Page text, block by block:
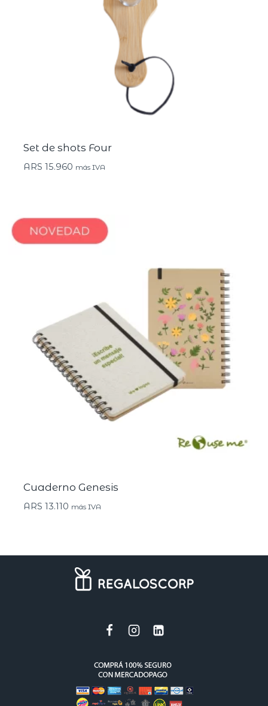
Set de shots Four
ARS 15.960 más IVA
Cuaderno Genesis
ARS 13.110 más IVA